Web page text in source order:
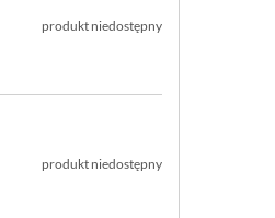
produkt niedostępny
produkt niedostępny